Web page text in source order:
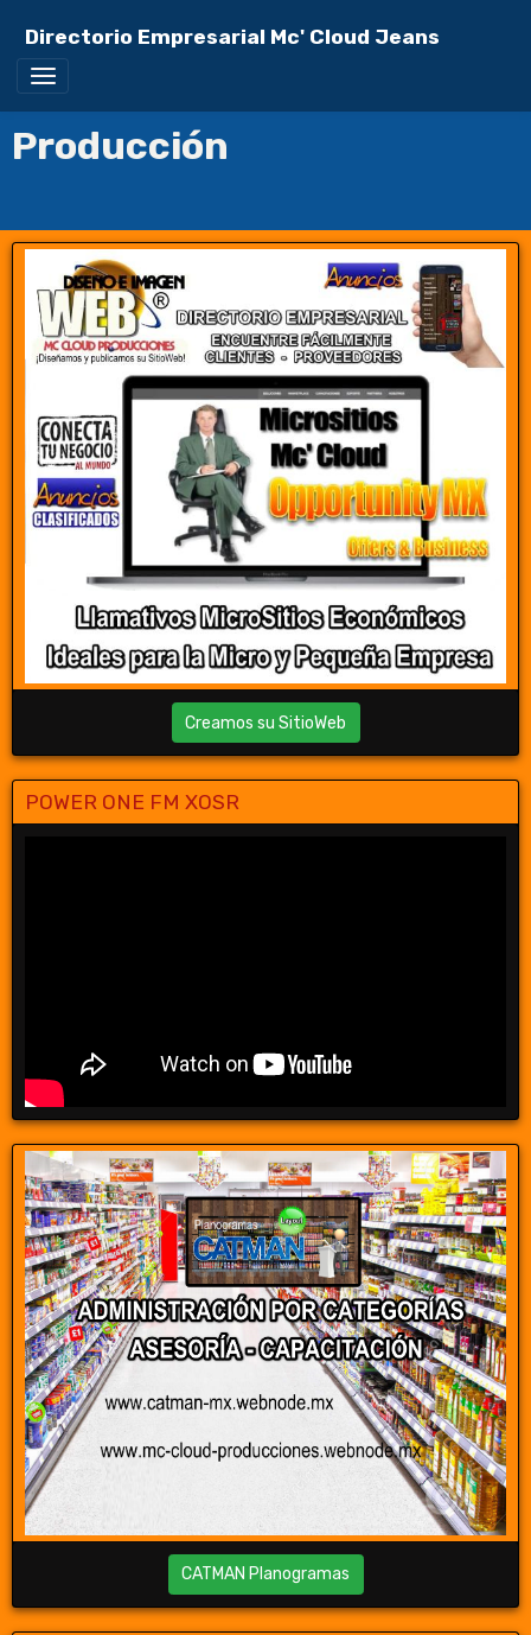
Directorio Empresarial Mc' Cloud Jeans
Producción
Creamos su SitioWeb
POWER ONE FM XOSR
CATMAN Planogramas